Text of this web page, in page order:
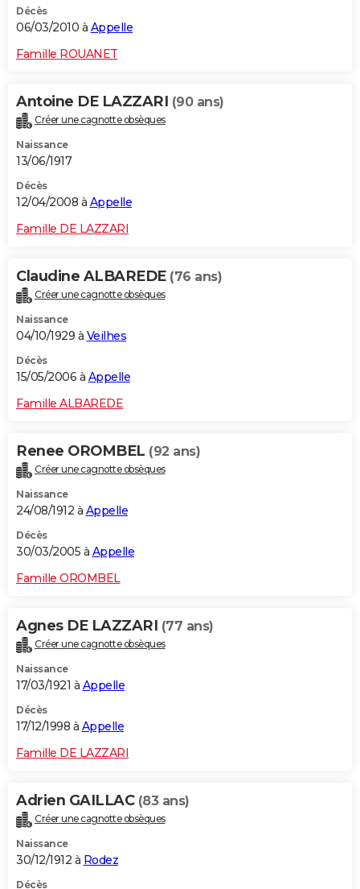
Décès
06/03/2010 à Appelle
Famille ROUANET
Antoine DE LAZZARI (90 ans)
Créer une cagnotte obsèques
Naissance
13/06/1917
Décès
12/04/2008 à Appelle
Famille DE LAZZARI
Claudine ALBAREDE (76 ans)
Créer une cagnotte obsèques
Naissance
04/10/1929 à Veilhes
Décès
15/05/2006 à Appelle
Famille ALBAREDE
Renee OROMBEL (92 ans)
Créer une cagnotte obsèques
Naissance
24/08/1912 à Appelle
Décès
30/03/2005 à Appelle
Famille OROMBEL
Agnes DE LAZZARI (77 ans)
Créer une cagnotte obsèques
Naissance
17/03/1921 à Appelle
Décès
17/12/1998 à Appelle
Famille DE LAZZARI
Adrien GAILLAC (83 ans)
Créer une cagnotte obsèques
Naissance
30/12/1912 à Rodez
Décès